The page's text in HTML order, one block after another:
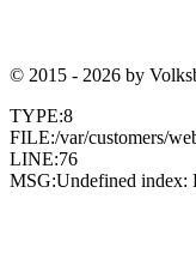
© 2015 - 2026 by
TYPE:8
FILE:/var/customers/
LINE:76
MSG:Undefined